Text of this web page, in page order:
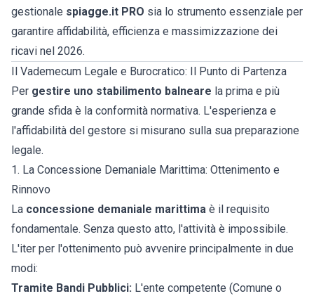
gestionale spiagge.it PRO sia lo strumento essenziale per
garantire affidabilità, efficienza e massimizzazione dei
ricavi nel 2026.
Il Vademecum Legale e Burocratico: Il Punto di Partenza
Per gestire uno stabilimento balneare la prima e più
grande sfida è la conformità normativa. L'esperienza e
l'affidabilità del gestore si misurano sulla sua preparazione
legale.
1. La Concessione Demaniale Marittima: Ottenimento e
Rinnovo
La concessione demaniale marittima è il requisito
fondamentale. Senza questo atto, l'attività è impossibile.
L'iter per l'ottenimento può avvenire principalmente in due
modi:
Tramite Bandi Pubblici: L'ente competente (Comune o